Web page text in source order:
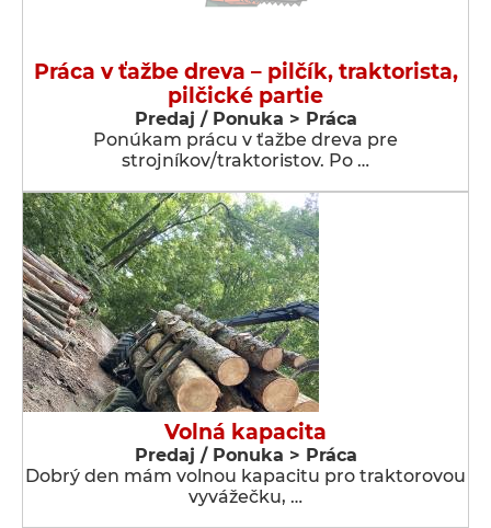
Práca v ťažbe dreva – pilčík, traktorista,
pilčické partie
Predaj / Ponuka > Práca
Ponúkam prácu v ťažbe dreva pre
strojníkov/traktoristov. Po …
Volná kapacita
Predaj / Ponuka > Práca
Dobrý den mám volnou kapacitu pro traktorovou
vyvážečku, …